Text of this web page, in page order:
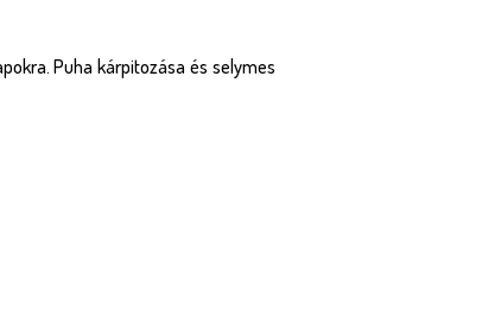
Puha kárpitozása és selymes